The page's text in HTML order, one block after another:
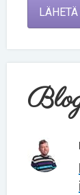
LÄHETÄ